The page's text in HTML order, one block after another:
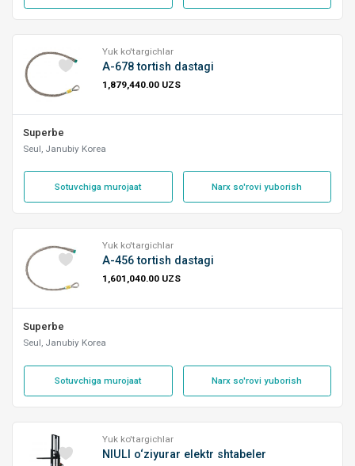
Yuk ko'targichlar
A-678 tortish dastagi
1,879,440.00 UZS
Superbe
Seul, Janubiy Korea
Sotuvchiga murojaat Narx so'rovi yuborish
Yuk ko'targichlar
A-456 tortish dastagi
1,601,040.00 UZS
Superbe
Seul, Janubiy Korea
Sotuvchiga murojaat Narx so'rovi yuborish
Yuk ko'targichlar
NIULI o‘ziyurar elektr shtabeler